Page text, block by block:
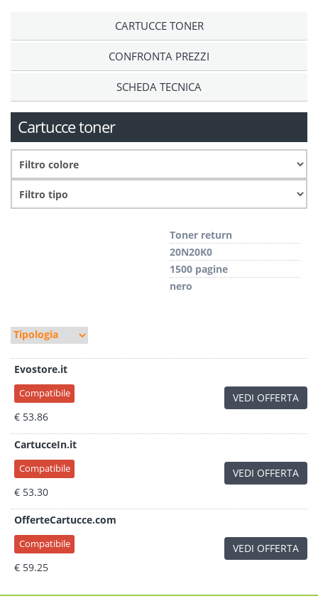
CARTUCCE TONER
CONFRONTA PREZZI
SCHEDA TECNICA
Cartucce toner
Toner return
20N20K0
1500 pagine
nero
Evostore.it
Compatibile
€ 53.86
VEDI OFFERTA
CartucceIn.it
Compatibile
€ 53.30
VEDI OFFERTA
OfferteCartucce.com
Compatibile
€ 59.25
VEDI OFFERTA